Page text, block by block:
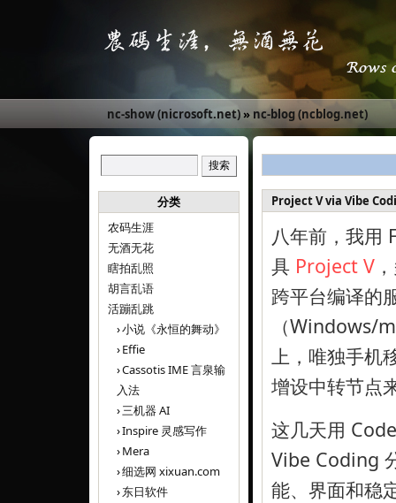
nc-show (nicrosoft.net)» nc-blog (ncblog.net)
分类
农码生涯
无酒无花
瞎拍乱照
胡言乱语
活蹦乱跳
小说《永恒的舞动》
Effie
Cassotis IME 言泉输
入法
三机器 AI
Inspire 灵感写作
Mera
细选网 xixuan.com
东日软件
Project V via Vibe
八年前，我用
具 Project V
跨平台编译的
（Windows/
上，唯独手机
增设中转节点
这几天用
Vibe Coding
能、界面和稳